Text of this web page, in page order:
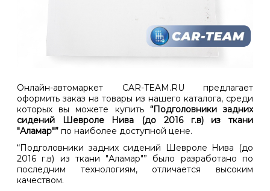
Онлайн-автомаркет CAR-TEAM.RU предлагает
оформить заказ на товары из нашего каталога, среди
которых вы можете купить “Подголовники задних
сидений Шевроле Нива (до 2016 г.в) из ткани
"Аламар"” по наиболее доступной цене.
“Подголовники задних сидений Шевроле Нива (до
2016 г.в) из ткани "Аламар"” было разработано по
последним технологиям, отличается высоким
качеством.